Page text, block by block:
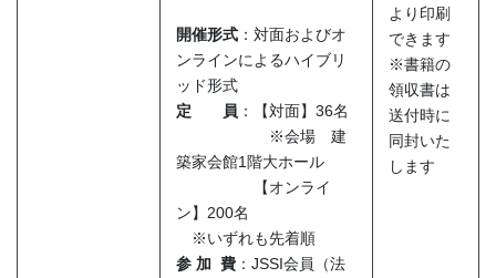
開催形式 ：対面およびオ
ンラインによるハイブリ
ッド形式
定 員 ：【対面】36名
※会場 建
築家会館1階大ホール
【オンライ
ン】200名
※いずれも先着順
参 加 費 ：JSSI会員（法
より印刷
できます
※書籍の
領収書は
送付時に
同封いた
します